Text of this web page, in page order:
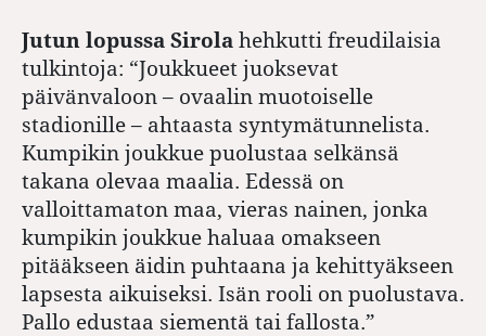
Jutun lopussa Sirola hehkutti freudilaisia
tulkintoja: “Joukkueet juoksevat
päivänvaloon – ovaalin muotoiselle
stadionille – ahtaasta syntymätunnelista.
Kumpikin joukkue puolustaa selkänsä
takana olevaa maalia. Edessä on
valloittamaton maa, vieras nainen, jonka
kumpikin joukkue haluaa omakseen
pitääkseen äidin puhtaana ja kehittyäkseen
lapsesta aikuiseksi. Isän rooli on puolustava.
Pallo edustaa siementä tai fallosta.”